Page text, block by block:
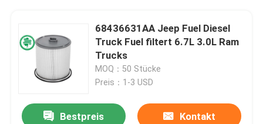
68436631AA Jeep Fuel Diesel
Truck Fuel filtert 6.7L 3.0L Ram
Trucks
MOQ：50 Stücke
Preis：1-3 USD
Bestpreis Kontakt